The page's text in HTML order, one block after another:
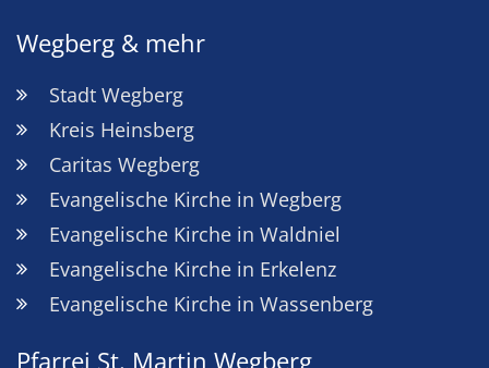
Wegberg & mehr
Stadt Wegberg
Kreis Heinsberg
Caritas Wegberg
Evangelische Kirche in Wegberg
Evangelische Kirche in Waldniel
Evangelische Kirche in Erkelenz
Evangelische Kirche in Wassenberg
Pfarrei St. Martin Wegberg